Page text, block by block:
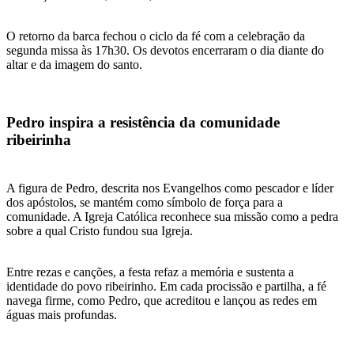
O retorno da barca fechou o ciclo da fé com a celebração da
segunda missa às 17h30. Os devotos encerraram o dia diante do
altar e da imagem do santo.
Pedro inspira a resistência da comunidade
ribeirinha
A figura de Pedro, descrita nos Evangelhos como pescador e líder
dos apóstolos, se mantém como símbolo de força para a
comunidade. A Igreja Católica reconhece sua missão como a pedra
sobre a qual Cristo fundou sua Igreja.
Entre rezas e canções, a festa refaz a memória e sustenta a
identidade do povo ribeirinho. Em cada procissão e partilha, a fé
navega firme, como Pedro, que acreditou e lançou as redes em
águas mais profundas.